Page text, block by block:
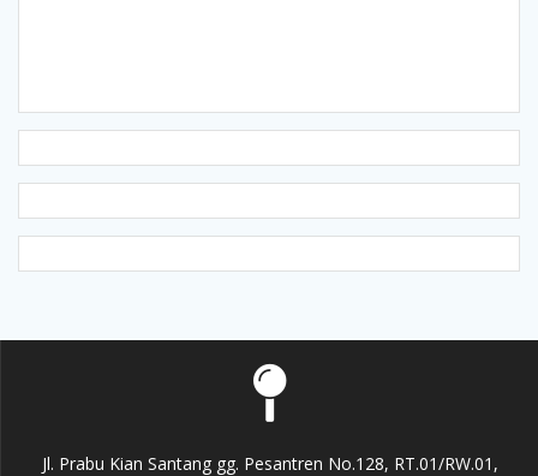
Jl. Prabu Kian Santang gg. Pesantren No.128, RT.01/RW.01,